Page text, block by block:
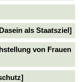
als Staatsziel]
von Frauen